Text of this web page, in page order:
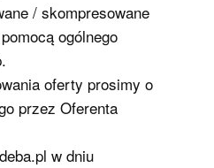
/ skompresowane
ogólnego
oferty prosimy o
przez Oferenta
w dniu